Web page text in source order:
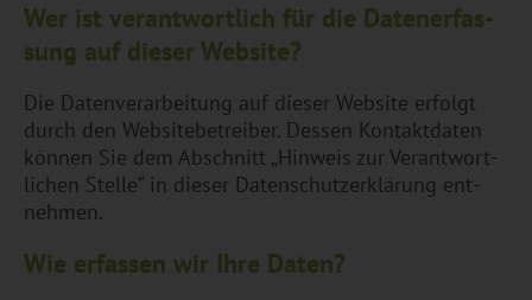
Wer ist ver­ant­wort­lich für die Da­ten­er­fas­
sung auf die­ser Web­site?
Die Da­ten­ver­ar­bei­tung auf die­ser Web­site er­folgt
durch den Web­site­be­trei­ber. Des­sen Kon­takt­da­ten
kön­nen Sie dem Ab­schnitt „Hin­weis zur Ver­ant­wort­
li­chen Stel­le“ in die­ser Da­ten­schut­z­er­klä­rung ent­
neh­men.
Wie er­fas­sen wir Ihre Daten?